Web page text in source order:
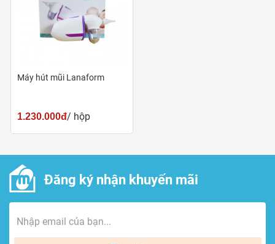
Máy hút mũi Lanaform
1.230.000đ/ hộp
Đăng ký nhận khuyến mãi